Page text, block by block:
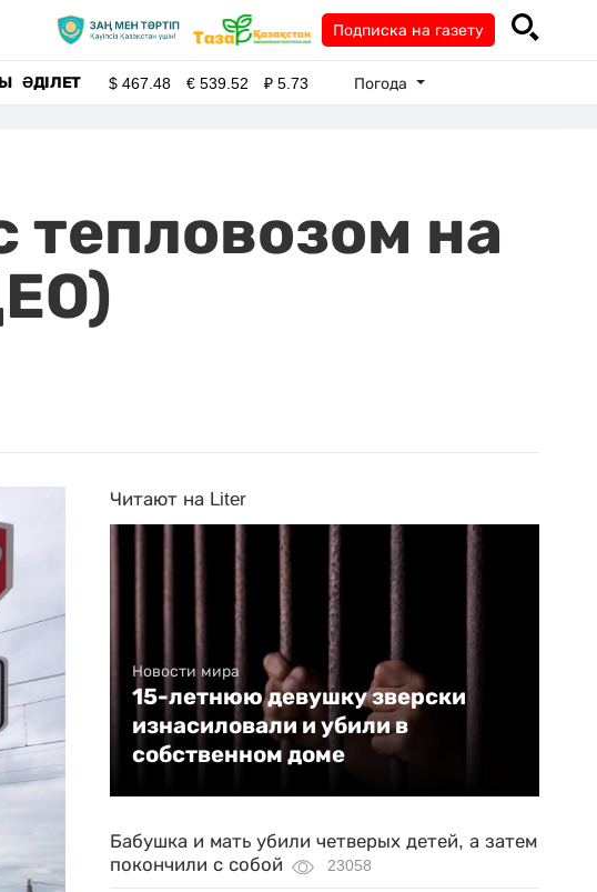
Подписка на газету
ӘДІЛЕТ $467.48 €539.52 ₽5.73 Погода
тепловозом на
Читают на Liter
Новости мира
15-летнюю девушку зверски
изнасиловали и убили в
собственном доме
Бабушка и мать убили четверых детей, а затем
покончили с собой
23058